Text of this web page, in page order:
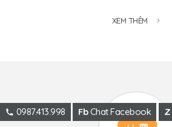
XEM THÊM
0987.413.998 Fb Chat Facebook Z